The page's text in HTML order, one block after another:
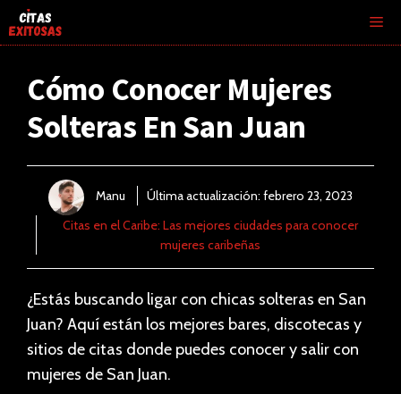
Saltar
al
Cómo Conocer Mujeres
Solteras En San Juan
Manu Última actualización: febrero 23, 2023
Citas en el Caribe: Las mejores ciudades para conocer
mujeres caribeñas
¿Estás buscando ligar con chicas solteras en San
Juan? Aquí están los mejores bares, discotecas y
sitios de citas donde puedes conocer y salir con
mujeres de San Juan.